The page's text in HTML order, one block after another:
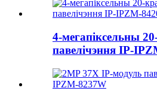
4-мегапіксельны
павелічэння IP-